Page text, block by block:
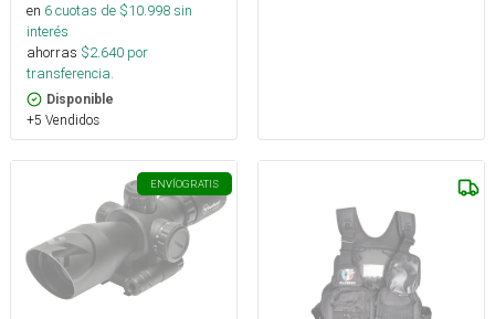
en 6cuotas de $10.998sin
interés
ahorras $2.640 por
transferencia.
Disponible
+5 Vendidos
ENVÍOGRATIS